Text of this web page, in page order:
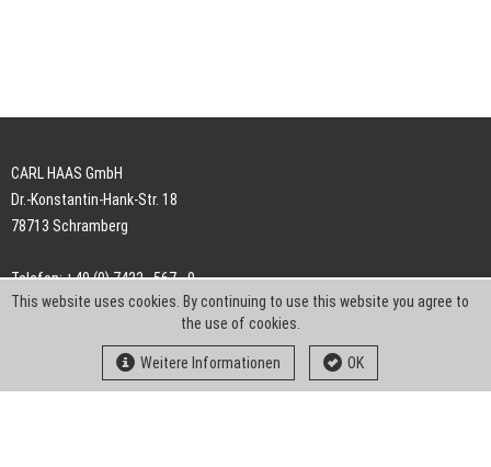
CARL HAAS GmbH
Dr.-Konstantin-Hank-Str. 18
78713 Schramberg
Telefon: +49 (0) 7422 . 567 - 0
Telefax: +49 (0) 7422 . 567 - 239
info-ch@kern-liebers.com
This website uses cookies. By continuing to use this website you agree to
the use of cookies.
Weitere Informationen OK